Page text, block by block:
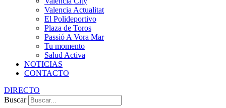
Valencia Actualitat
El Polideportivo
Plaza de Toros
Passió A Vora Mar
Tu momento
Salud Activa
NOTICIAS
CONTACTO
DIRECTO
Buscar